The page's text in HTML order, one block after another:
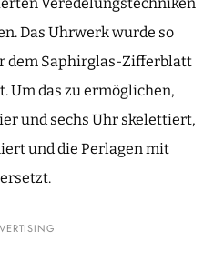
Das Uhrwerk wurde so
dem Saphirglas-Zifferblatt
Um das zu ermöglichen,
und sechs Uhr skelettiert,
und die Perlagen mit